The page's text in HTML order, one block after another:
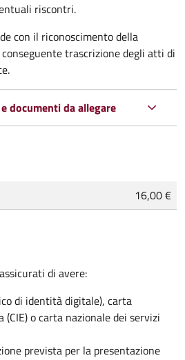
riscontri.
con il riconoscimento della
trascrizione degli atti di
documenti da allegare
16,00 €
di avere:
di identità digitale), carta
o carta nazionale dei servizi
prevista per la presentazione